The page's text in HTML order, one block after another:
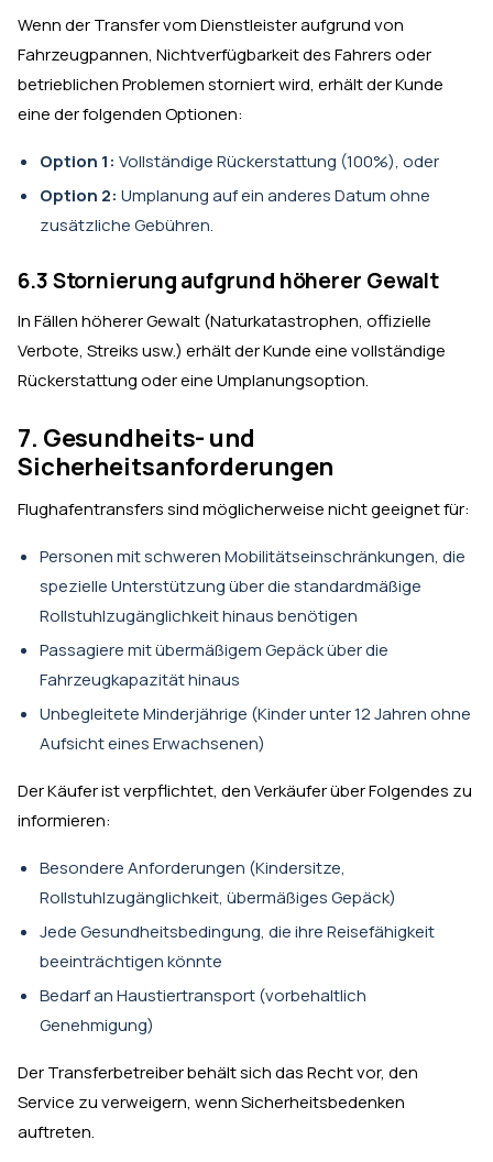
Wenn der Transfer vom Dienstleister aufgrund von
Fahrzeugpannen, Nichtverfügbarkeit des Fahrers oder
betrieblichen Problemen storniert wird, erhält der Kunde
eine der folgenden Optionen:
Option 1: Vollständige Rückerstattung (100%), oder
Option 2: Umplanung auf ein anderes Datum ohne
zusätzliche Gebühren.
6.3 Stornierung aufgrund höherer Gewalt
In Fällen höherer Gewalt (Naturkatastrophen, offizielle
Verbote, Streiks usw.) erhält der Kunde eine vollständige
Rückerstattung oder eine Umplanungsoption.
7. Gesundheits- und
Sicherheitsanforderungen
Flughafentransfers sind möglicherweise nicht geeignet für:
Personen mit schweren Mobilitätseinschränkungen, die
spezielle Unterstützung über die standardmäßige
Rollstuhlzugänglichkeit hinaus benötigen
Passagiere mit übermäßigem Gepäck über die
Fahrzeugkapazität hinaus
Unbegleitete Minderjährige (Kinder unter 12 Jahren ohne
Aufsicht eines Erwachsenen)
Der Käufer ist verpflichtet, den Verkäufer über Folgendes zu
informieren:
Besondere Anforderungen (Kindersitze,
Rollstuhlzugänglichkeit, übermäßiges Gepäck)
Jede Gesundheitsbedingung, die ihre Reisefähigkeit
beeinträchtigen könnte
Bedarf an Haustiertransport (vorbehaltlich
Genehmigung)
Der Transferbetreiber behält sich das Recht vor, den
Service zu verweigern, wenn Sicherheitsbedenken
auftreten.